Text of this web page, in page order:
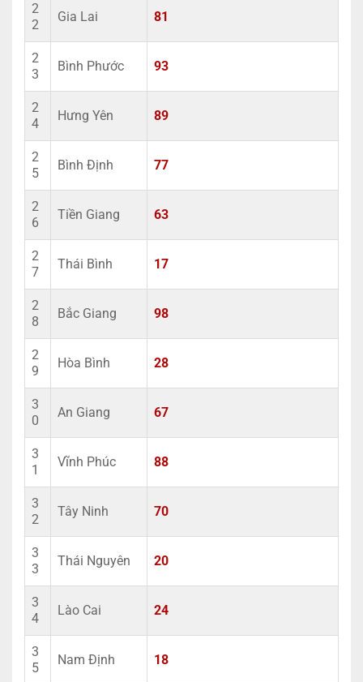
2
2
Gia Lai 81
2
3
Bình Phước 93
2
4
Hưng Yên 89
2
5
Bình Định 77
2
6
Tiền Giang 63
2
7
Thái Bình 17
2
8
Bắc Giang 98
2
9
Hòa Bình 28
3
0
An Giang 67
3
1
Vĩnh Phúc 88
3
2
Tây Ninh 70
3
3
Thái Nguyên 20
3
4
Lào Cai 24
3
5
Nam Định 18